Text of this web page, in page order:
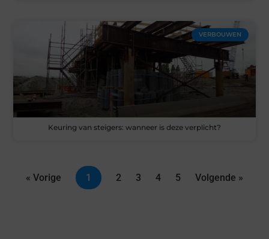
VERBOUWEN
Keuring van steigers: wanneer is deze verplicht?
« Vorige 1 2 3 4 5 Volgende »